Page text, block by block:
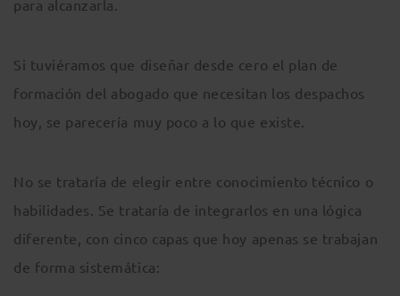
para alcanzarla.
Si tuviéramos que diseñar desde cero el plan de
formación del abogado que necesitan los despachos
hoy, se parecería muy poco a lo que existe.
No se trataría de elegir entre conocimiento técnico o
habilidades. Se trataría de integrarlos en una lógica
diferente, con cinco capas que hoy apenas se trabajan
de forma sistemática: